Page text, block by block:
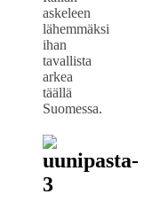
askeleen
lähemmäksi
ihan
tavallista
arkea
täällä
Suomessa.